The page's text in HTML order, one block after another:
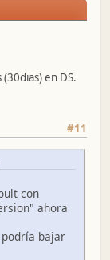
#11
con
ahora
bajar